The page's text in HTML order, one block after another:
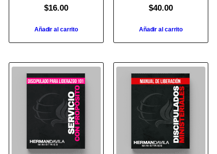
$16.00
Añadir al carrito
$40.00
Añadir al carrito